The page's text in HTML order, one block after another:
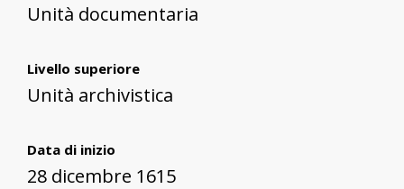
Unità documentaria
Livello superiore
Unità archivistica
Data di inizio
28 dicembre 1615